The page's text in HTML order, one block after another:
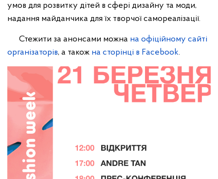
умов для розвитку дітей в сфері дизайну та моди,
надання майданчика для їх творчої самореалізації.
Стежити за анонсами можна на офіційному сайті
організаторів, а також на сторінці в Facebook.